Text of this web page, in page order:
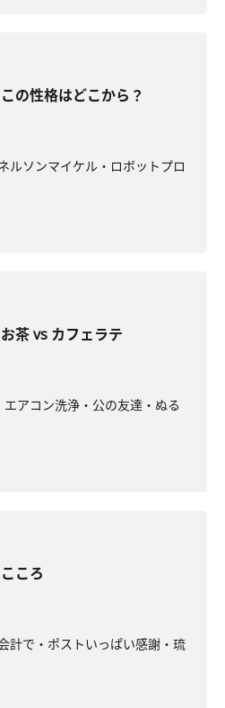
の性格はどこから？
ルソンマイケル・ロボットプロ
茶 vs カフェラテ
エアコン洗浄・公の友達・ぬる
ころ
計で・ポストいっぱい感謝・琉